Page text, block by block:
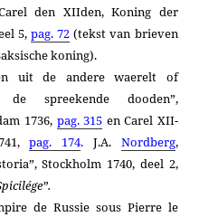
den XIIden, Koning der
5,pag. 72 (tekst van brieven
koning).
uit de andere waerelt of
spreekende dooden”,
1736, pag. 315 en Carel XII-
pag. 174. J.A. Nordberg,
Stockholm 1740, deel 2,
de Russie sous Pierre le